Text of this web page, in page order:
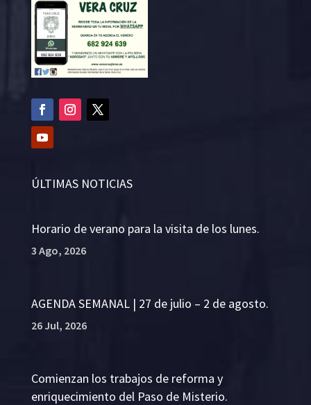
ÚLTIMAS NOTICIAS
Horario de verano para la visita de los lunes.
3 Ago, 2026
AGENDA SEMANAL | 27 de julio – 2 de agosto.
26 Jul, 2026
Comienzan los trabajos de reforma y
enriquecimiento del Paso de Misterio.